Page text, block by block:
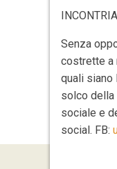
Senza
costrette a
quali siano
solco della
sociale e
social. FB: